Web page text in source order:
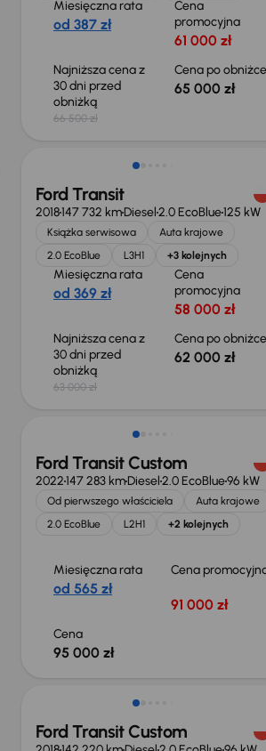
Miesięczna rata
od 387 zł
Cena
promocyjna
61 000 zł
Najniższa cena z
30 dni przed
obniżką
66 500 zł
Cena po obniżce
65 000 zł
Taniej o 1 000 zł
Ford Transit
2018147 732 kmDiesel2.0 EcoBlue125 kW
Książka serwisowa
Auta krajowe
2.0 EcoBlue
L3H1 +3 kolejnych
Miesięczna rata
od 369 zł
Cena
promocyjna
58 000 zł
Najniższa cena z
30 dni przed
obniżką
63 000 zł
Cena po obniżce
62 000 zł
Świeżo skupione
Ford Transit Custom
2022147 283 kmDiesel2.0 EcoBlue96 kW
Od pierwszego właściciela
Auta krajowe
2.0 EcoBlue
L2H1 +2 kolejnych
Miesięczna rata
od 565 zł
Cena
91 000 zł
Cena
95 000 zł
Możliwość odliczenia VAT
Ford Transit Custom